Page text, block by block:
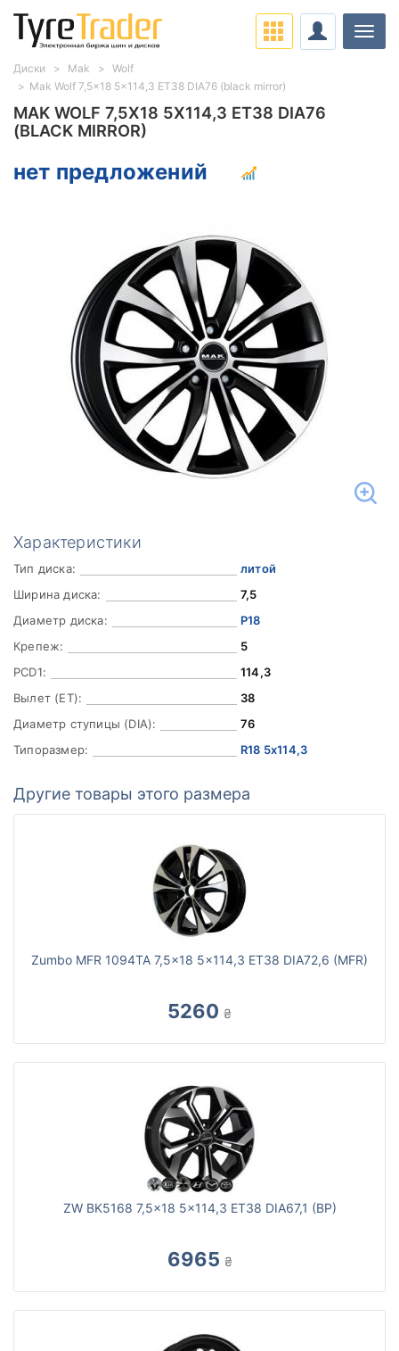
MAK WOLF 7,5X18 5X114,3 ET38 DIA76
(BLACK MIRROR)
нет предложений
Характеристики
Тип диска:
литой
Ширина диска:
7,5
Диаметр диска:
Р18
Крепеж:
5
PCD1:
114,3
Вылет (ET):
38
Диаметр ступицы (DIA):
76
Типоразмер:
R18 5x114,3
Другие товары этого размера
Zumbo MFR 1094TA 7,5x18 5x114,3 ET38 DIA72,6 (MFR)
5260 ₴
ZW BK5168 7,5x18 5x114,3 ET38 DIA67,1 (BP)
6965 ₴
Диски Mak
Wolf
Mak Wolf 7,5x18 5x114,3 ET38 DIA76 (black mirror)